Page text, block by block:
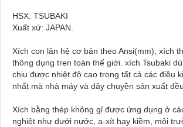
HSX: TSUBAKI
Xuất xứ: JAPAN.
Xích con lăn hệ cơ bản theo Ansi(mm), xích
thông dụng tren toàn thế giới. xích Tsubaki
chịu được nhiệt độ cao trong tất cả các điều
nhất mà nhà máy và dây chuyền sản xuất
Xích bằng thép không gỉ được ứng dụng ở
nghiệt như dưới nước, a-xít hay kiềm, môi